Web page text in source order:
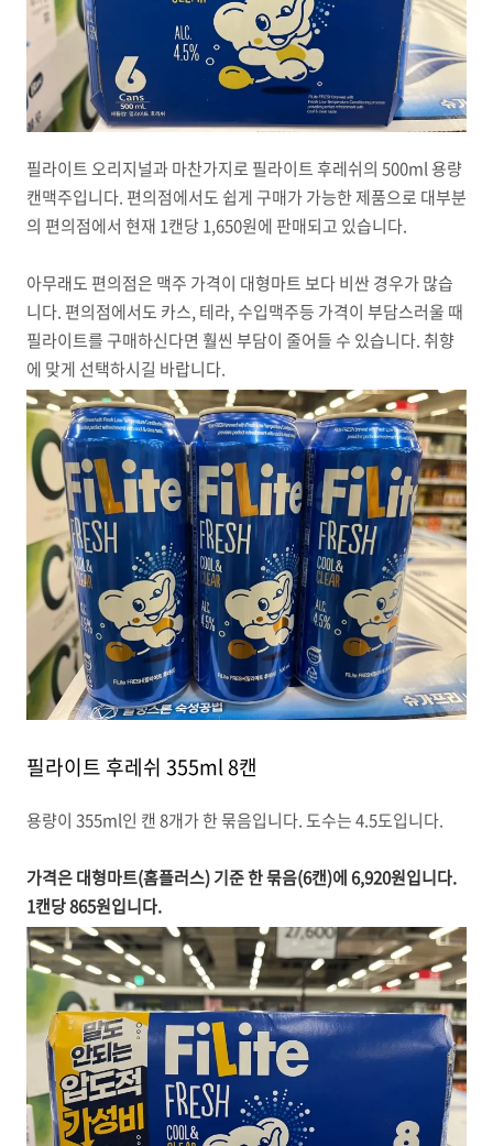
필라이트 오리지널과 마찬가지로 필라이트 후레쉬의 500ml 용량
캔맥주입니다. 편의점에서도 쉽게 구매가 가능한 제품으로 대부분
의 편의점에서 현재 1캔당 1,650원에 판매되고 있습니다.
아무래도 편의점은 맥주 가격이 대형마트 보다 비싼 경우가 많습
니다. 편의점에서도 카스, 테라, 수입맥주등 가격이 부담스러울 때
필라이트를 구매하신다면 훨씬 부담이 줄어들 수 있습니다. 취향
에 맞게 선택하시길 바랍니다.
필라이트 후레쉬 355ml 8캔
용량이 355ml인 캔 8개가 한 묶음입니다. 도수는 4.5도입니다.
가격은 대형마트(홈플러스) 기준 한 묶음(6캔)에 6,920원입니다.
1캔당 865원입니다.